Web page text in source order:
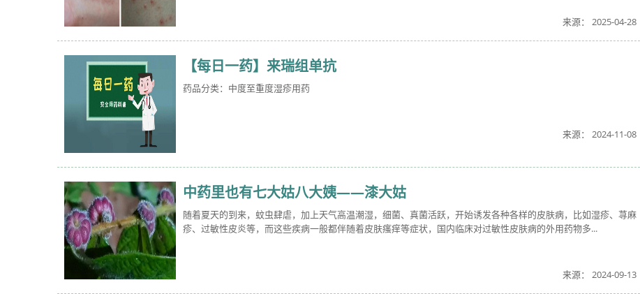
来源： 2025-04-28
【每日一药】来瑞组单抗
药品分类：中度至重度湿疹用药
来源： 2024-11-08
中药里也有七大姑八大姨——漆大姑
随着夏天的到来，蚊虫肆虐，加上天气高温潮湿，细菌、真菌活跃，开始诱发各种各样的皮肤病，比如湿疹、荨麻
疹、过敏性皮炎等，而这些疾病一般都伴随着皮肤瘙痒等症状，国内临床对过敏性皮肤病的外用药物多...
来源： 2024-09-13